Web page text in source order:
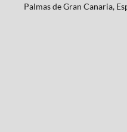
Palmas de Gran Canaria,